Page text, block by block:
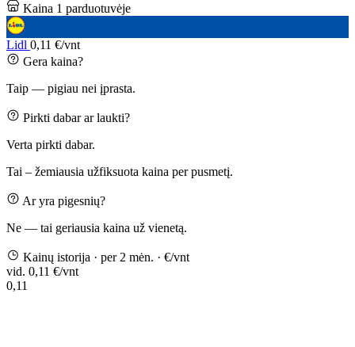
Kaina 1 parduotuvėje
Lidl 0,11 €/vnt
Gera kaina?
Taip — pigiau nei įprasta.
Pirkti dabar ar laukti?
Verta pirkti dabar.
Tai – žemiausia užfiksuota kaina per pusmetį.
Ar yra pigesnių?
Ne — tai geriausia kaina už vienetą.
Kainų istorija · per 2 mėn. · €/vnt
vid. 0,11 €/vnt
0,11